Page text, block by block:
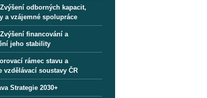
odborných kapacit,
a vzájemné spolupráce
financování a
jeho stability
rámec stavu a
vzdělávací soustavy ČR
Strategie 2030+